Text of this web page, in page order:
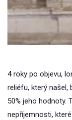
4 roky po objevu,
reliéfu, který našel,
50% jeho hodnoty.
nepříjemnosti,